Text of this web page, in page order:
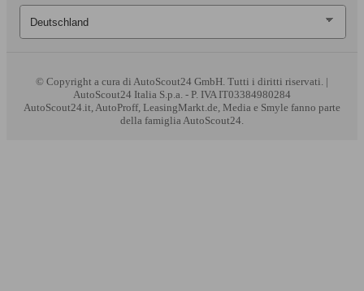
© Copyright a cura di AutoScout24 GmbH. Tutti i diritti riservati. |
AutoScout24 Italia S.p.a. - P. IVA IT03384980284
AutoScout24.it, AutoProff, LeasingMarkt.de, Media e Smyle fanno parte
della famiglia AutoScout24.